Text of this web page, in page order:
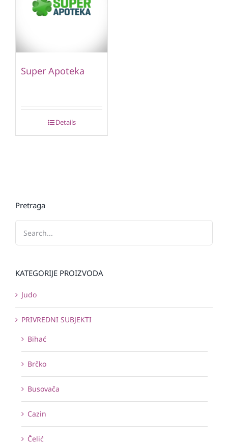
Super Apoteka
Details
Pretraga
KATEGORIJE PROIZVODA
Judo
PRIVREDNI SUBJEKTI
Bihać
Brčko
Busovača
Cazin
Čelić